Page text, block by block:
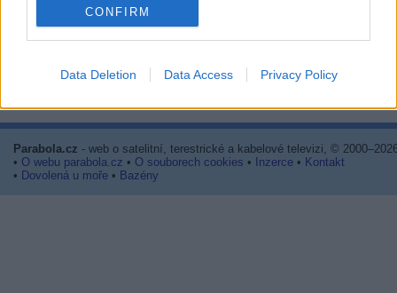
CONFIRM
Data Deletion Data Access Privacy Policy
Provozovatel multiplexu
Parabola.cz - web o satelitní, terestrické a kabelové televizi, ©
• O webu parabola.cz • O souborech cookies • Inzerce • Kontakt
• Dovolená u moře • Bazény